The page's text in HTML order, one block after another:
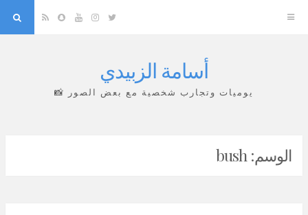
Twitter
Instagram
YouTube
Snapchat
RSS
أسامة الزبيدي
يوميات وتجارب شخصية مع بعض الصور 📸
الوسم:bush